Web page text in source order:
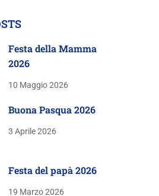
Festa della Mamma
2026
10 Maggio 2026
Buona Pasqua 2026
3 Aprile 2026
Festa del papà 2026
19 Marzo 2026